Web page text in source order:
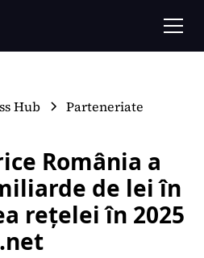
Hub Parteneriate
România a
de lei în
rețelei în 2025